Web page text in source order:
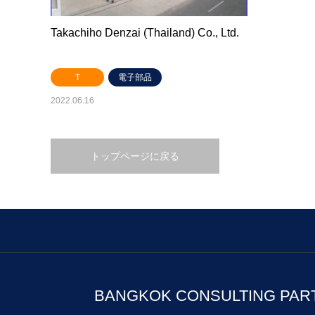
Takachiho Denzai (Thailand) Co., Ltd.
T 電子部品
2022.06.16
トップページに戻る
BANGKOK CONSULTING